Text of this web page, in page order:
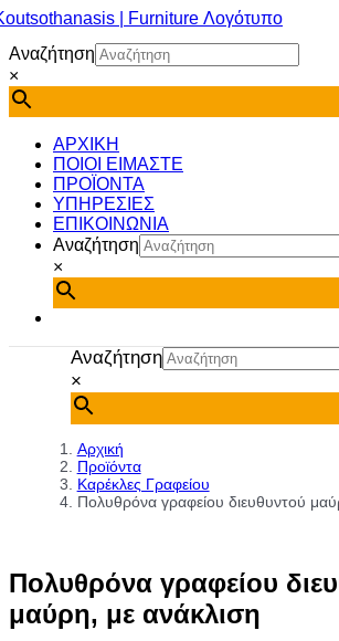
Μετάβαση
περιεχόμενο
Αναζήτηση
×
Αναζήτηση
×
ΑΡΧΙΚΗ
ΠΟΙΟΙ ΕΙΜΑΣΤΕ
ΠΡΟΪΟΝΤΑ
ΥΠΗΡΕΣΙΕΣ
ΕΠΙΚΟΙΝΩΝΙΑ
Αναζήτηση
×
Αρχική
Προϊόντα
Καρέκλες Γραφείου
Πολυθρόνα γραφείου διευθυντού
Πολυθρόνα γραφείου
μαύρη, με ανάκλιση